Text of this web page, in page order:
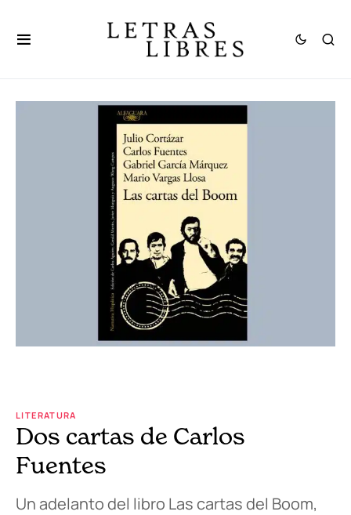
LITERATURA
Dos cartas de Carlos
Fuentes
Un adelanto del libro Las cartas del Boom,